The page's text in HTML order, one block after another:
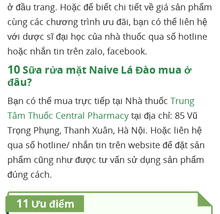
ở đầu trang. Hoặc để biết chi tiết về giá sản phẩm
cùng các chương trình ưu đãi, bạn có thể liên hệ
với dược sĩ đại học của nhà thuốc qua số hotline
hoặc nhắn tin trên zalo, facebook.
10 Sữa rửa mặt Naive Lá Đào mua ở
đâu?
Bạn có thể mua trực tiếp tại Nhà thuốc Trung
Tâm Thuốc Central Pharmacy tại địa chỉ: 85 Vũ
Trọng Phụng, Thanh Xuân, Hà Nội. Hoặc liên hệ
qua số hotline/ nhắn tin trên website để đặt sản
phẩm cũng như được tư vấn sử dụng sản phẩm
đúng cách.
11 Ưu điểm